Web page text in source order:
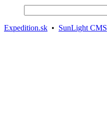
Expedition.sk • SunLight CMS